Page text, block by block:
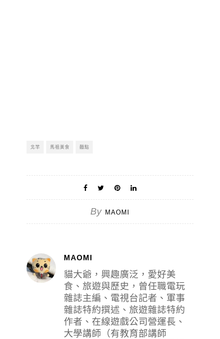
北竿 馬祖美食 麵點
By MAOMI
MAOMI
貓大爺，興趣廣泛，愛好美
食、旅遊與歷史，曾任職電玩
雜誌主編、電視台記者、軍事
雜誌特約撰述、旅遊雜誌特約
作者、在線遊戲公司營運長、
大學講師（有教育部講師